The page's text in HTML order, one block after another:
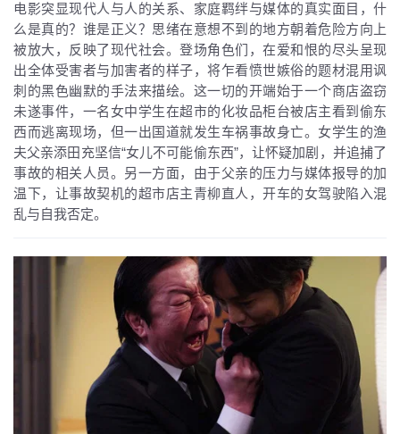
电影突显现代人与人的关系、家庭羁绊与媒体的真实面目，什
么是真的？谁是正义？思绪在意想不到的地方朝着危险方向上
被放大，反映了现代社会。登场角色们，在爱和恨的尽头呈现
出全体受害者与加害者的样子，将乍看愤世嫉俗的题材混用讽
刺的黑色幽默的手法来描绘。这一切的开端始于一个商店盗窃
未遂事件，一名女中学生在超市的化妆品柜台被店主看到偷东
西而逃离现场，但一出国道就发生车祸事故身亡。女学生的渔
夫父亲添田充坚信“女儿不可能偷东西”，让怀疑加剧，并追捕了
事故的相关人员。另一方面，由于父亲的压力与媒体报导的加
温下，让事故契机的超市店主青柳直人，开车的女驾驶陷入混
乱与自我否定。